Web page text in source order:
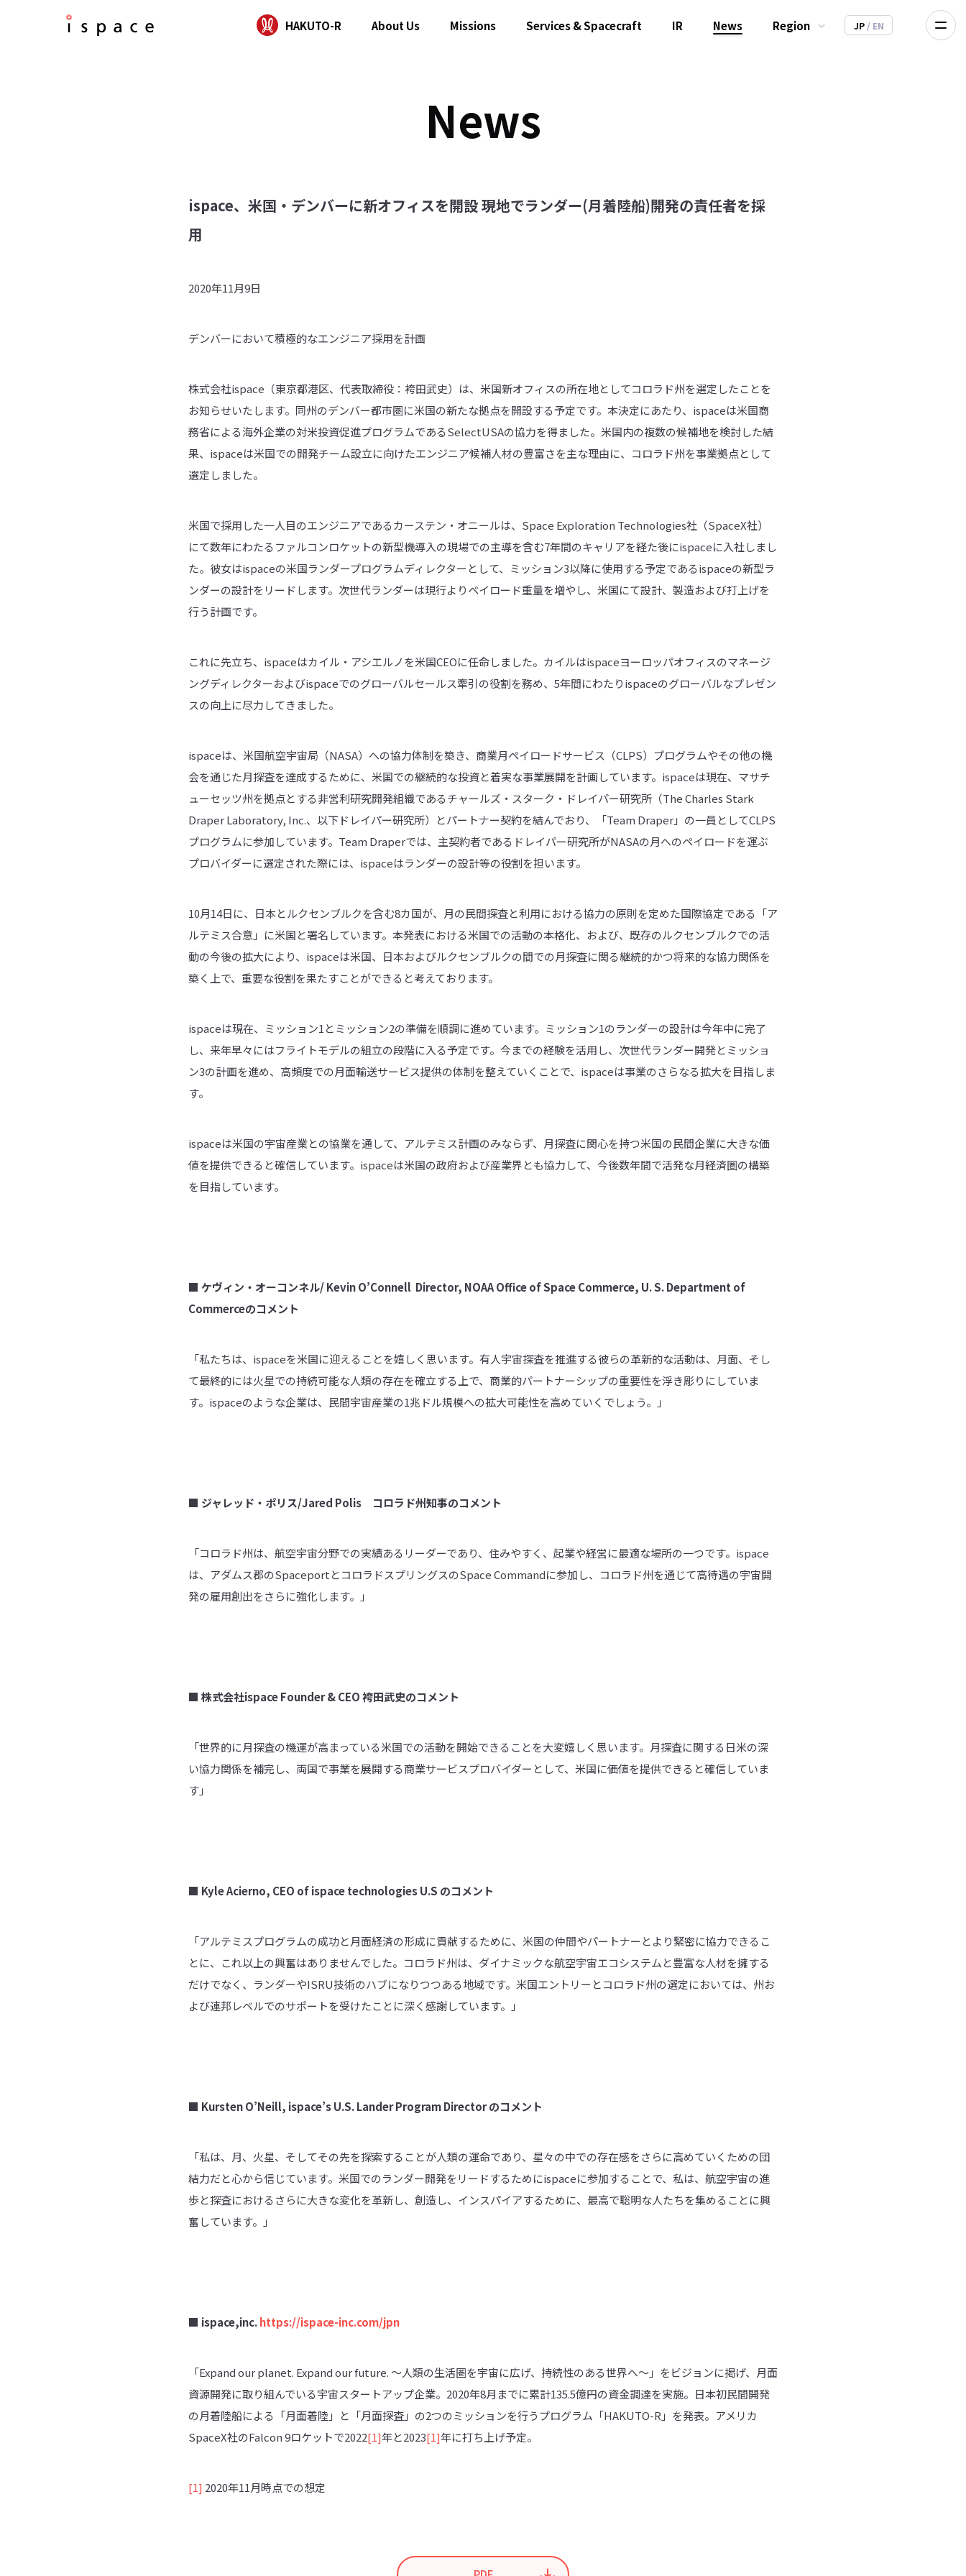
HAKUTO-R About Us Missions Services & Spacecraft IR News Region JP / EN
News
ispace、米国・デンバーに新オフィスを開設 現地でランダー(月着陸船)開発の責任者を採
用
2020年11月9日
デンバーにおいて積極的なエンジニア採用を計画
株式会社ispace（東京都港区、代表取締役：袴田武史）は、米国新オフィスの所在地としてコロラド州を選定したことを
お知らせいたします。同州のデンバー都市圏に米国の新たな拠点を開設する予定です。本決定にあたり、ispaceは米国商
務省による海外企業の対米投資促進プログラムであるSelectUSAの協力を得ました。米国内の複数の候補地を検討した結
果、ispaceは米国での開発チーム設立に向けたエンジニア候補人材の豊富さを主な理由に、コロラド州を事業拠点として
選定しました。
米国で採用した一人目のエンジニアであるカーステン・オニールは、Space Exploration Technologies社（SpaceX社）
にて数年にわたるファルコンロケットの新型機導入の現場での主導を含む7年間のキャリアを経た後にispaceに入社しまし
た。彼女はispaceの米国ランダープログラムディレクターとして、ミッション3以降に使用する予定であるispaceの新型ラ
ンダーの設計をリードします。次世代ランダーは現行よりペイロード重量を増やし、米国にて設計、製造および打上げを
行う計画です。
これに先立ち、ispaceはカイル・アシエルノを米国CEOに任命しました。カイルはispaceヨーロッパオフィスのマネージ
ングディレクターおよびispaceでのグローバルセールス牽引の役割を務め、5年間にわたりispaceのグローバルなプレゼン
スの向上に尽力してきました。
ispaceは、米国航空宇宙局（NASA）への協力体制を築き、商業月ペイロードサービス（CLPS）プログラムやその他の機
会を通じた月探査を達成するために、米国での継続的な投資と着実な事業展開を計画しています。ispaceは現在、マサチ
ューセッツ州を拠点とする非営利研究開発組織であるチャールズ・スターク・ドレイパー研究所（The Charles Stark
Draper Laboratory, Inc.、以下ドレイパー研究所）とパートナー契約を結んでおり、「Team Draper」の一員としてCLPS
プログラムに参加しています。Team Draperでは、主契約者であるドレイパー研究所がNASAの月へのペイロードを運ぶ
プロバイダーに選定された際には、ispaceはランダーの設計等の役割を担います。
10月14日に、日本とルクセンブルクを含む8カ国が、月の民間探査と利用における協力の原則を定めた国際協定である「ア
ルテミス合意」に米国と署名しています。本発表における米国での活動の本格化、および、既存のルクセンブルクでの活
動の今後の拡大により、ispaceは米国、日本およびルクセンブルクの間での月探査に関る継続的かつ将来的な協力関係を
築く上で、重要な役割を果たすことができると考えております。
ispaceは現在、ミッション1とミッション2の準備を順調に進めています。ミッション1のランダーの設計は今年中に完了
し、来年早々にはフライトモデルの組立の段階に入る予定です。今までの経験を活用し、次世代ランダー開発とミッショ
ン3の計画を進め、高頻度での月面輸送サービス提供の体制を整えていくことで、ispaceは事業のさらなる拡大を目指しま
す。
ispaceは米国の宇宙産業との協業を通して、アルテミス計画のみならず、月探査に関心を持つ米国の民間企業に大きな価
値を提供できると確信しています。ispaceは米国の政府および産業界とも協力して、今後数年間で活発な月経済圏の構築
を目指しています。
■ ケヴィン・オーコンネル/Kevin O’Connell Director, NOAA Office of Space Commerce, U. S. Department of
Commerceのコメント
「私たちは、ispaceを米国に迎えることを嬉しく思います。有人宇宙探査を推進する彼らの革新的な活動は、月面、そし
て最終的には火星での持続可能な人類の存在を確立する上で、商業的パートナーシップの重要性を浮き彫りにしていま
す。ispaceのような企業は、民間宇宙産業の1兆ドル規模への拡大可能性を高めていくでしょう。」
■ ジャレッド・ポリス/Jared Polisコロラド州知事のコメント
「コロラド州は、航空宇宙分野での実績あるリーダーであり、住みやすく、起業や経営に最適な場所の一つです。ispace
は、アダムス郡のSpaceportとコロラドスプリングスのSpace Commandに参加し、コロラド州を通じて高待遇の宇宙開
発の雇用創出をさらに強化します。」
■ 株式会社ispace Founder & CEO袴田武史のコメント
「世界的に月探査の機運が高まっている米国での活動を開始できることを大変嬉しく思います。月探査に関する日米の深
い協力関係を補完し、両国で事業を展開する商業サービスプロバイダーとして、米国に価値を提供できると確信していま
す」
■ Kyle Acierno, CEO of ispace technologies U.S のコメント
「アルテミスプログラムの成功と月面経済の形成に貢献するために、米国の仲間やパートナーとより緊密に協力できるこ
とに、これ以上の興奮はありませんでした。コロラド州は、ダイナミックな航空宇宙エコシステムと豊富な人材を擁する
だけでなく、ランダーやISRU技術のハブになりつつある地域です。米国エントリーとコロラド州の選定においては、州お
よび連邦レベルでのサポートを受けたことに深く感謝しています。」
■ Kursten O’Neill, ispace’s U.S. Lander Program Directorのコメント
「私は、月、火星、そしてその先を探索することが人類の運命であり、星々の中での存在感をさらに高めていくための団
結力だと心から信じています。米国でのランダー開発をリードするためにispaceに参加することで、私は、航空宇宙の進
歩と探査におけるさらに大きな変化を革新し、創造し、インスパイアするために、最高で聡明な人たちを集めることに興
奮しています。」
■ ispace,inc.https://ispace-inc.com/jpn
「Expand our planet. Expand our future. 〜人類の生活圏を宇宙に広げ、持続性のある世界へ〜」をビジョンに掲げ、月面
資源開発に取り組んでいる宇宙スタートアップ企業。2020年8月までに累計135.5億円の資金調達を実施。日本初民間開発
の月着陸船による「月面着陸」と「月面探査」の2つのミッションを行うプログラム「HAKUTO-R」を発表。アメリカ
SpaceX社のFalcon 9ロケットで2022[1]年と2023[1]年に打ち上げ予定。
[1] 2020年11月時点での想定